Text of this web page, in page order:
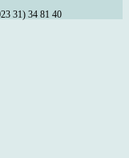
31) 34 81 40